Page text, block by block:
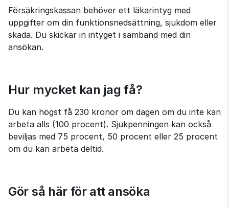
Försäkringskassan behöver ett läkarintyg med
uppgifter om din funktionsnedsättning, sjukdom eller
skada. Du skickar in intyget i samband med din
ansökan.
Hur mycket kan jag få?
Du kan högst få 230 kronor om dagen om du inte kan
arbeta alls (100 procent). Sjukpenningen kan också
beviljas med 75 procent, 50 procent eller 25 procent
om du kan arbeta deltid.
Gör så här för att ansöka